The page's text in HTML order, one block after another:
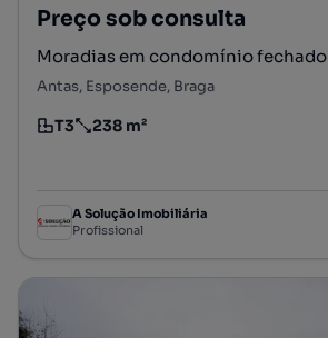
Preço sob consulta
Moradias em condomínio fechado
Antas, Esposende, Braga
Tipologia
T3
Preço por metro quadrado
238 m²
A Solução Imobiliária
Profissional